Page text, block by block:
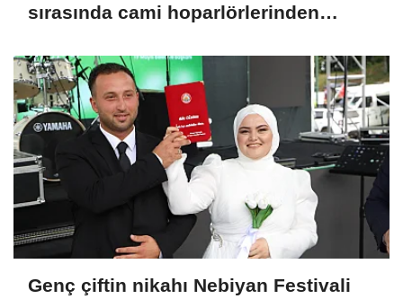
sırasında cami hoparlörlerinden
Genç çiftin nikahı Nebiyan Festivali